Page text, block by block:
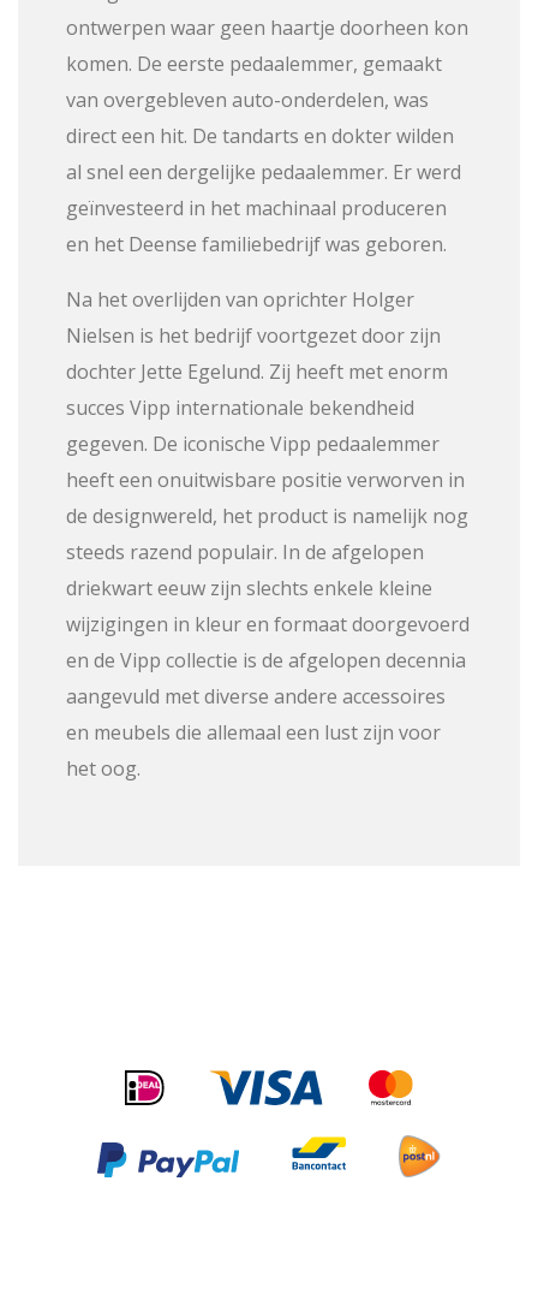
ontwerpen waar geen haartje doorheen kon
komen. De eerste pedaalemmer, gemaakt
van overgebleven auto-onderdelen, was
direct een hit. De tandarts en dokter wilden
al snel een dergelijke pedaalemmer. Er werd
geïnvesteerd in het machinaal produceren
en het Deense familiebedrijf was geboren.
Na het overlijden van oprichter Holger
Nielsen is het bedrijf voortgezet door zijn
dochter Jette Egelund. Zij heeft met enorm
succes Vipp internationale bekendheid
gegeven. De iconische Vipp pedaalemmer
heeft een onuitwisbare positie verworven in
de designwereld, het product is namelijk nog
steeds razend populair. In de afgelopen
driekwart eeuw zijn slechts enkele kleine
wijzigingen in kleur en formaat doorgevoerd
en de Vipp collectie is de afgelopen decennia
aangevuld met diverse andere accessoires
en meubels die allemaal een lust zijn voor
het oog.